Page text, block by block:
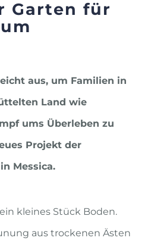
Garten für
aus, um Familien in
Land wie
ums Überleben zu
Projekt der
Messica.
kleines Stück Boden.
aus trockenen Ästen